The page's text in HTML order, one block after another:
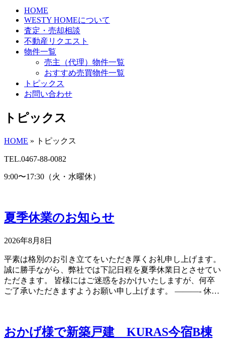
HOME
WESTY HOMEについて
査定・売却相談
不動産リクエスト
物件一覧
売主（代理）物件一覧
おすすめ売買物件一覧
トピックス
お問い合わせ
トピックス
HOME » トピックス
TEL.0467-88-0082
9:00〜17:30（火・水曜休）
夏季休業のお知らせ
2026年8月8日
平素は格別のお引き立てをいただき厚くお礼申し上げます。
誠に勝手ながら、弊社では下記日程を夏季休業日とさせてい
ただきます。 皆様にはご迷惑をおかけいたしますが、何卒
ご了承いただきますようお願い申し上げます。 ———- 休…
おかげ様で新築戸建 KURAS今宿B棟